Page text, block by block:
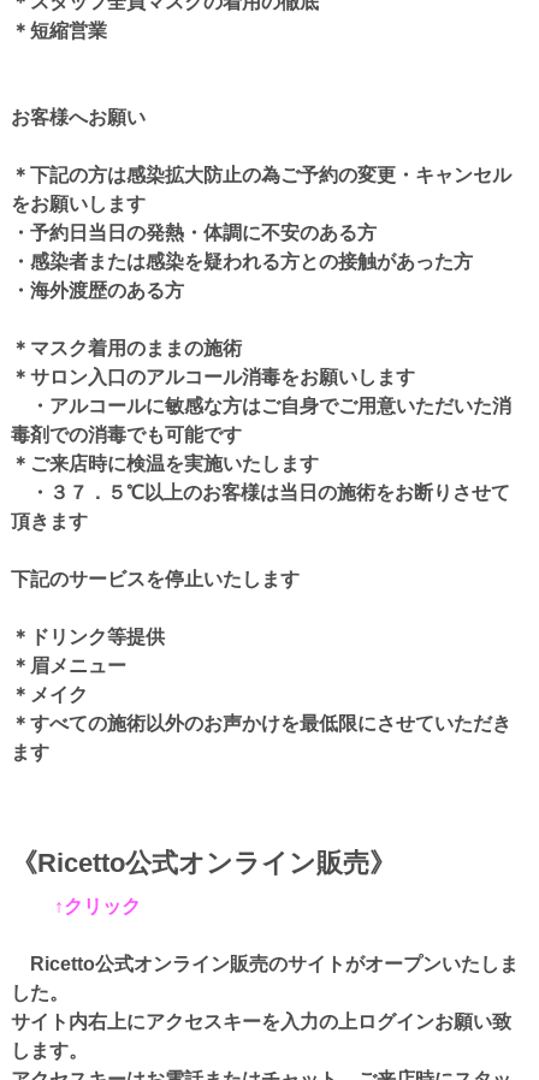
＊短縮営業
お客様へお願い
＊下記の方は感染拡大防止の為ご予約の変更・キャンセル
をお願いします
・予約日当日の発熱・体調に不安のある方
・感染者または感染を疑われる方との接触があった方
・海外渡歴のある方
＊マスク着用のままの施術
＊サロン入口のアルコール消毒をお願いします
・アルコールに敏感な方はご自身でご用意いただいた消
毒剤での消毒でも可能です
＊ご来店時に検温を実施いたします
・３７．５℃以上のお客様は当日の施術をお断りさせて
頂きます
下記のサービスを停止いたします
＊ドリンク等提供
＊眉メニュー
＊メイク
＊すべての施術以外のお声かけを最低限にさせていただき
ます
《Ricetto公式オンライン販売》
↑クリック
Ricetto公式オンライン販売のサイトがオープンいたしま
した。
サイト内右上にアクセスキーを入力の上ログインお願い致
します。